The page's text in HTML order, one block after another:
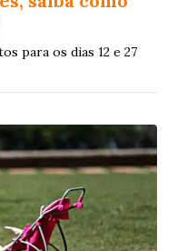
para os dias 12 e 27